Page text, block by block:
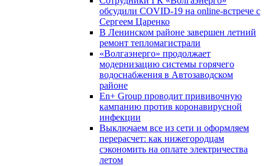
обсудили COVID-19 на online-встрече с
Сергеем Царенко
В Ленинском районе завершен летний
ремонт тепломагистрали
«Волгаэнерго» продолжает
модернизацию системы горячего
водоснабжения в Автозаводском
районе
En+ Group проводит прививочную
кампанию против коронавирусной
инфекции
Выключаем все из сети и оформляем
перерасчет: как нижегородцам
сэкономить на оплате электричества
летом